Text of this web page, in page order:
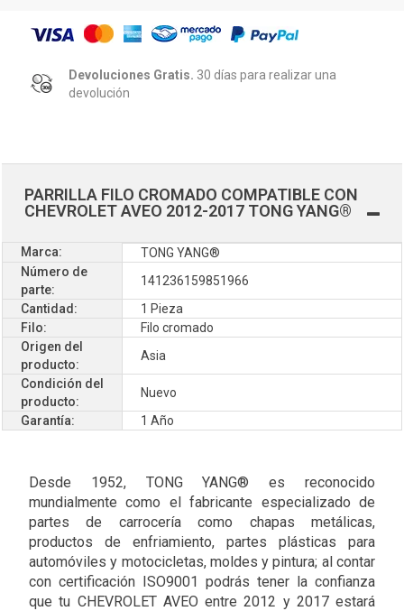
Devoluciones Gratis. 30 días para realizar una
devolución
PARRILLA FILO CROMADO COMPATIBLE CON
CHEVROLET AVEO 2012-2017 TONG YANG®
Marca:
TONG YANG®
Número de
parte:
141236159851966
Cantidad:
1 Pieza
Filo:
Filo cromado
Origen del
producto:
Asia
Condición del
producto:
Nuevo
Garantía:
1 Año
Desde 1952, TONG YANG® es reconocido
mundialmente como el fabricante especializado de
partes de carrocería como chapas metálicas,
productos de enfriamiento, partes plásticas para
automóviles y motocicletas, moldes y pintura; al contar
con certificación ISO9001 podrás tener la confianza
que tu CHEVROLET AVEO entre 2012 y 2017 estará